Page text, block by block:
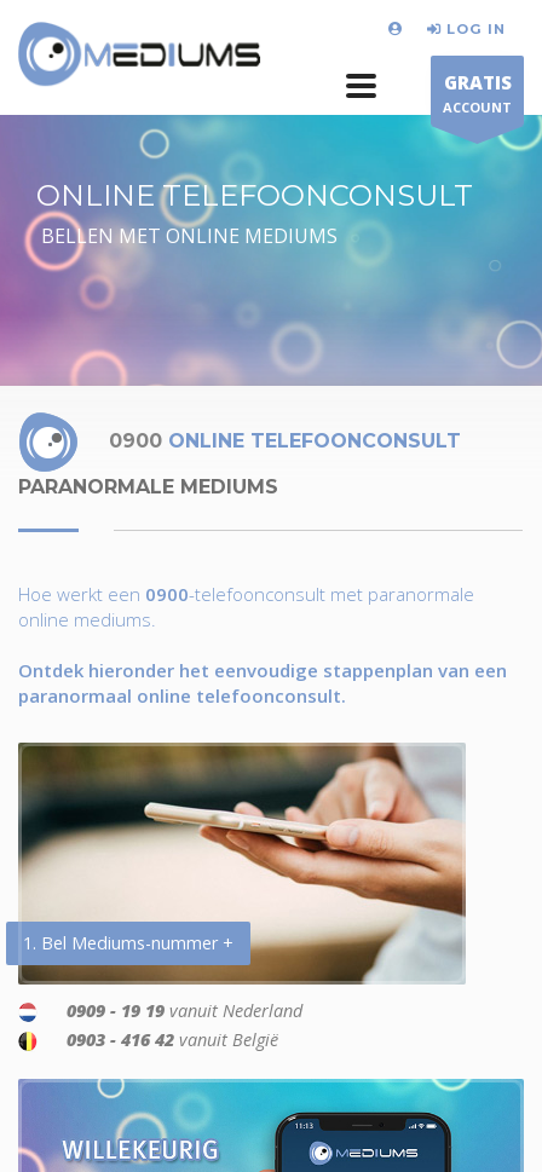
LOG IN
GRATIS
ACCOUNT
ONLINE TELEFOONCONSULT
BELLEN MET ONLINE MEDIUMS
0900 ONLINE TELEFOONCONSULT
PARANORMALE MEDIUMS
Hoe werkt een 0900-telefoonconsult met paranormale
online mediums.
Ontdek hieronder het eenvoudige stappenplan van een
paranormaal online telefoonconsult.
1. Bel Mediums-nummer +
0909 - 19 19 vanuit Nederland
0903 - 416 42 vanuit België